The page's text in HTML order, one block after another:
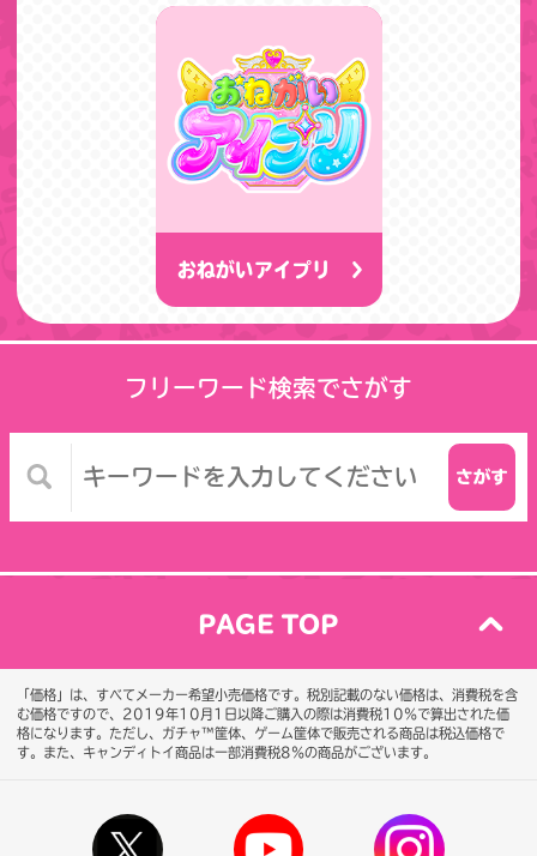
おねがいアイプリ
フリーワード検索でさがす
PAGE TOP
「価格」は、すべてメーカー希望小売価格です。税別記載のない価格は、消費税を含
む価格ですので、2019年10月1日以降ご購入の際は消費税10％で算出された価
格になります。 ただし、ガチャ™筐体、ゲーム筐体で販売される商品は税込価格で
す。また、キャンディトイ商品は一部消費税8％の商品がございます。